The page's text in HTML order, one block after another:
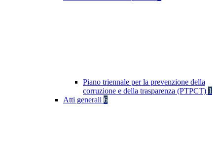
Piano triennale per la prevenzione della
corruzione e della trasparenza (PTPCT) 1
Atti generali 6